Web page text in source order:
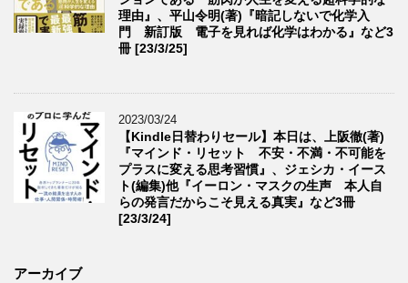
理由』、平山令明(著)『暗記しないで化学入
門 新訂版 電子を見れば化学はわかる』など3
冊 [23/3/25]
2023/03/24
【Kindle日替わりセール】本日は、上阪徹(著)
『マインド・リセット 不安・不満・不可能を
プラスに変える思考習慣』、ジェシカ・イース
ト(編集)他『イーロン・マスクの生声 本人自
らの発言だからこそ見える真実』など3冊
[23/3/24]
アーカイブ